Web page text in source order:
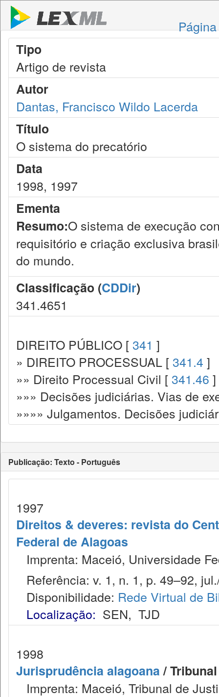
Tipo
Artigo de revista
Autor
Dantas, Francisco Wildo Lacerda
Título
O sistema do precatório
Data
1998, 1997
Ementa
Resumo:O sistema de execução
requisitório e criação exclusiva
do mundo.
Classificação (CDDir)
341.4651
DIREITO PÚBLICO [ 341 ]
» DIREITO PROCESSUAL [ 341.4 ]
»» Direito Processual Civil [ 341.46 ]
»»» Decisões judiciárias. Vias de
»»»» Julgamentos. Decisões
Publicação: Texto - Português
1997
Direitos & deveres: revista do
Federal de Alagoas
Imprenta: Maceió, Universidade
Referência: v. 1, n. 1, p. 49–92,
Disponibilidade: Rede Virtual de
Localização: SEN, TJD
1998
Jurisprudência alagoana/
Imprenta: Maceió, Tribunal de